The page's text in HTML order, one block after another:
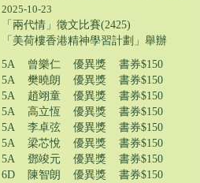
2025-10-23
「兩代情」徵文比賽(2425)
「美荷樓香港精神學習計劃」舉辦
5A 曾樂仁 優異獎 書券$150
5A 樊曉朗 優異獎 書券$150
5A 趙翊童 優異獎 書券$150
5A 高立恆 優異獎 書券$150
5A 李卓弦 優異獎 書券$150
5A 梁芯悅 優異獎 書券$150
5A 鄧竣元 優異獎 書券$150
6D 陳智朗 優異獎 書券$150